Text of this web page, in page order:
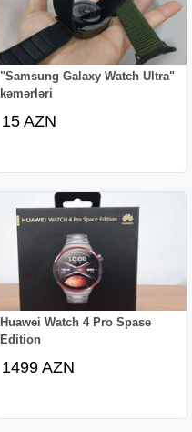
"Samsung Galaxy Watch Ultra"
kəmərləri
15 AZN
Huawei Watch 4 Pro Spase
Edition
1499 AZN